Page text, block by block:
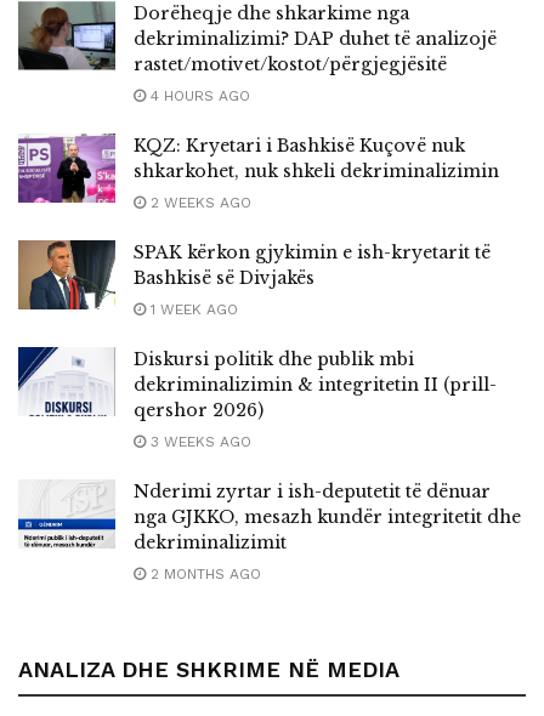
Dorëheqje dhe shkarkime nga
dekriminalizimi? DAP duhet të analizojë
rastet/motivet/kostot/përgjegjësitë
4 HOURS AGO
KQZ: Kryetari i Bashkisë Kuçovë nuk
shkarkohet, nuk shkeli dekriminalizimin
2 WEEKS AGO
SPAK kërkon gjykimin e ish-kryetarit të
Bashkisë së Divjakës
1 WEEK AGO
Diskursi politik dhe publik mbi
dekriminalizimin & integritetin II (prill-
qershor 2026)
3 WEEKS AGO
Nderimi zyrtar i ish-deputetit të dënuar
nga GJKKO, mesazh kundër integritetit dhe
dekriminalizimit
2 MONTHS AGO
ANALIZA DHE SHKRIME NË MEDIA